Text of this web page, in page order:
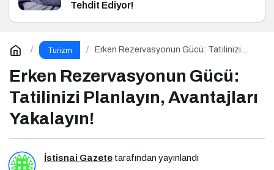
Tehdit Ediyor!
Turizm
Erken Rezervasyonun Gücü: Tatilinizi
Erken Rezervasyonun Gücü:
Tatilinizi Planlayın, Avantajları
Yakalayın!
İstisnai Gazete tarafından yayınlandı